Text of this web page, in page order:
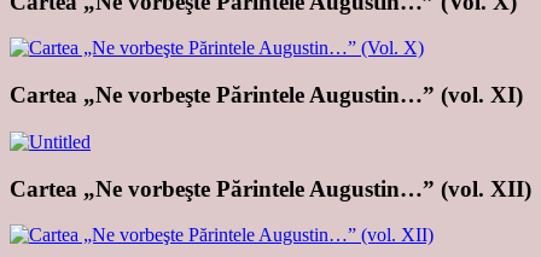
Cartea „Ne vorbeşte Părintele Augustin…” (vol. XI)
Cartea „Ne vorbeşte Părintele Augustin…” (vol. XII)